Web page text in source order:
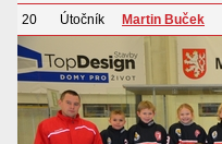
20 Útočník Martin Buček